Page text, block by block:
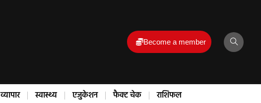
Become a member
व्यापार स्वास्थ्य एजुकेशन फैक्ट चेक राशिफल